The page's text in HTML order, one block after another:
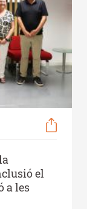
el
a les